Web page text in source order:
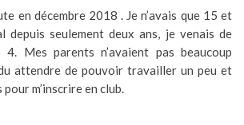
en décembre 2018 . Je n’avais que 15 et
depuis seulement deux ans, je venais de
Mes parents n’avaient pas beaucoup
du attendre de pouvoir travailler un peu et
m’inscrire en club.